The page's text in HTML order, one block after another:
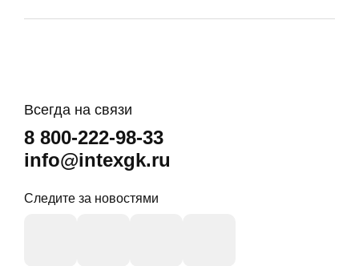
Всегда на связи
8 800-222-98-33
info@intexgk.ru
Следите за новостями